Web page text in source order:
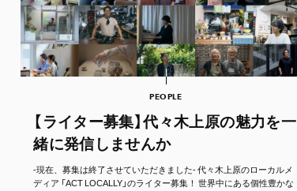
PEOPLE
【ライター募集】代々木上原の魅力を一
緒に発信しませんか
-現在、募集は終了させていただきました- 代々木上原のローカルメ
ディア 「ACT LOCALLY」のライター募集！ 世界中にある個性豊かな